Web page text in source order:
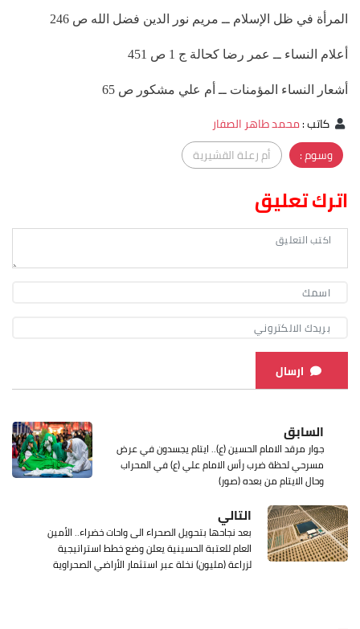
المرأة في ظل الإسلام ــ مريم نور الدين فضل الله ص 246
أعلام النساء ــ عمر رضا كحالة ج 1 ص 451
أشعار النساء المؤمنات ــ أم علي مشكور ص 65
كاتب:محمد طاهر الصفار
وسوم :
أم رعلة القشيرية
اترك تعليق
ارسال
السابق
جوار مرقد الامام الحسين (ع).. ايتام يجسدون في عرض
مسرحي لحظة ضرب رأس الامام علي (ع) في المحراب
وحال الايتام من بعده (صور)
التالي
بعد نجاحها بتحويل الصحراء الى واحات خضراء.. الأمين
العام للعتبة الحسينية يعلن وضع خطط استراتيجية
لزراعة (مليون) نخلة عبر استثمار الأراضي الصحراوية